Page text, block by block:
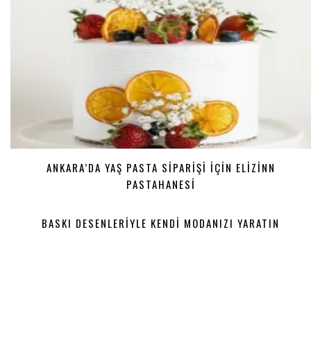
ANKARA’DA YAŞ PASTA SIPARIŞI IÇIN ELIZINN
PASTAHANESI
BASKI DESENLERIYLE KENDI MODANIZI YARATIN